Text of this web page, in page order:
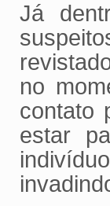
Já
no
contato
estar